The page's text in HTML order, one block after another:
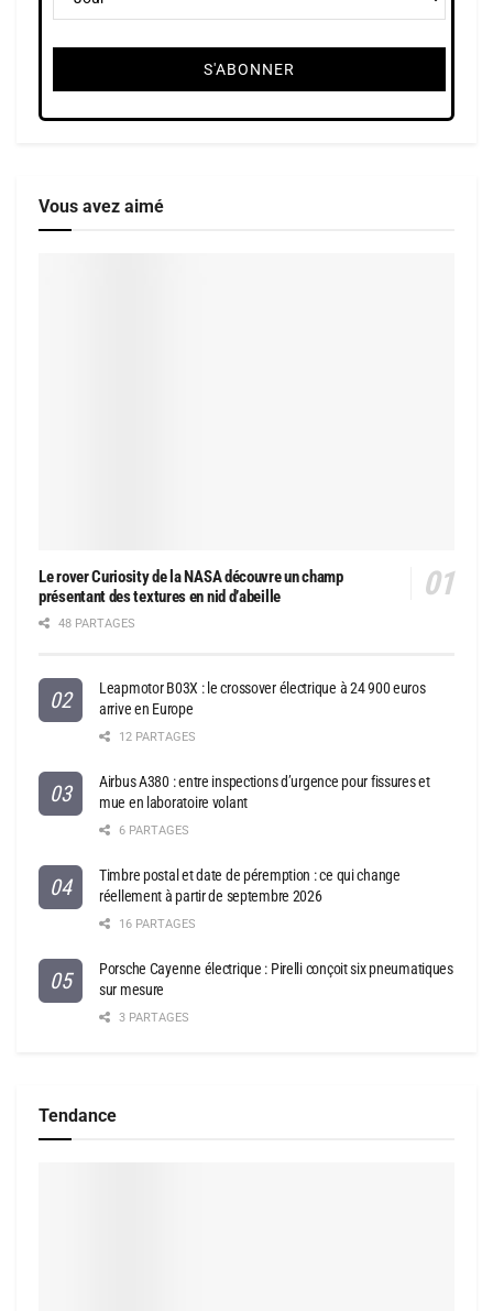
Vous avez aimé
Le rover Curiosity de la NASA découvre un champ
présentant des textures en nid d’abeille
48 PARTAGES
Leapmotor B03X : le crossover électrique à 24 900 euros
arrive en Europe
12 PARTAGES
Airbus A380 : entre inspections d’urgence pour fissures et
mue en laboratoire volant
6 PARTAGES
Timbre postal et date de péremption : ce qui change
réellement à partir de septembre 2026
16 PARTAGES
Porsche Cayenne électrique : Pirelli conçoit six pneumatiques
sur mesure
3 PARTAGES
Tendance